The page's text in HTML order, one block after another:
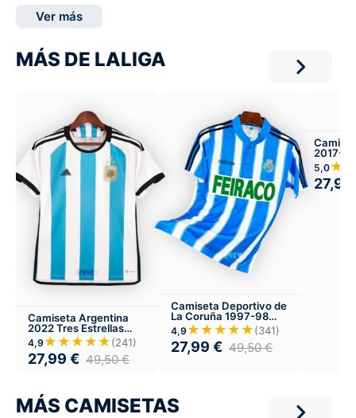
Ver más
MÁS DE LALIGA
Camiseta Argentina
2022 Tres Estrellas
Local
4,9 ★★★★★(241)
27,99 € 49,50€
Camiseta Deportivo de
La Coruña 1997-98
Local
4,9 ★★★★★(341)
27,99 € 49,50€
2017-
5,0
27,99
MÁS CAMISETAS